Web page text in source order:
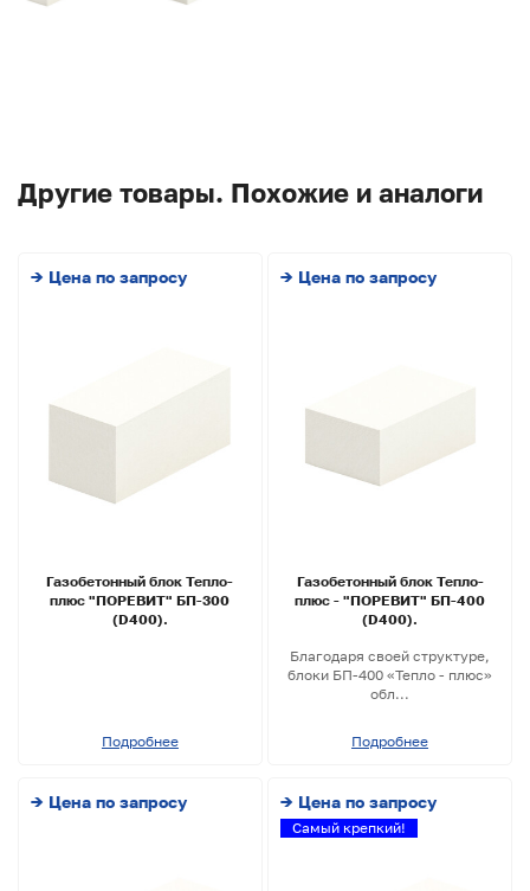
Другие товары. Похожие и аналоги
→ Цена по запросу
Газобетонный блок Тепло-
плюс "ПОРЕВИТ" БП-300
(D400).
Подробнее
→ Цена по запросу
Газобетонный блок Тепло-
плюс - "ПОРЕВИТ" БП-400
(D400).
Благодаря своей структуре,
блоки БП-400 «Тепло - плюс»
обл...
Подробнее
→ Цена по запросу → Цена по запросу
Самый крепкий!